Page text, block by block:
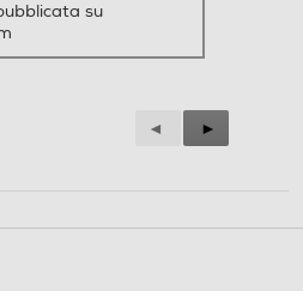
su
Precedente
Reviews
◄
Successiva
Reviews
►